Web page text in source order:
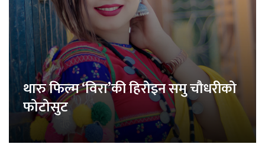
थारु फिल्म ‘विरा’की हिरोइन समु चौधरीको
फोटोसुट